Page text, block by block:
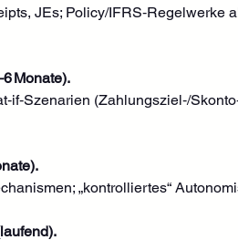
JEs; Policy/IFRS‑Regelwerke
Monate).
(Zahlungsziel‑/
„kontrolliertes“